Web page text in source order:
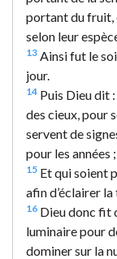
portant du fruit,
selon leur
13 Ainsi fut le
jour.
14 Puis Dieu dit
des cieux, pour
servent de
pour les années ;
15 Et qui soient
afin d’éclairer
16 Dieu donc fit
luminaire pour
dominer sur la